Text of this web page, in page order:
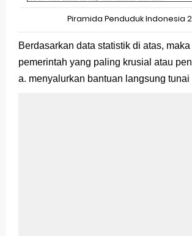
Piramida Penduduk Indonesia
Berdasarkan data statistik di atas,
pemerintah yang paling krusial atau
a. menyalurkan bantuan langsung tunai